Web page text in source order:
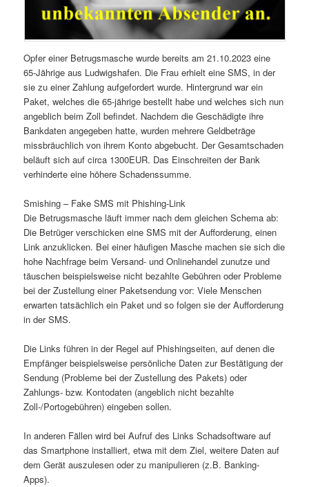
Opfer einer Betrugsmasche wurde bereits am 21.10.2023 eine
65-Jährige aus Ludwigshafen. Die Frau erhielt eine SMS, in der
sie zu einer Zahlung aufgefordert wurde. Hintergrund war ein
Paket, welches die 65-jährige bestellt habe und welches sich nun
angeblich beim Zoll befindet. Nachdem die Geschädigte ihre
Bankdaten angegeben hatte, wurden mehrere Geldbeträge
missbräuchlich von ihrem Konto abgebucht. Der Gesamtschaden
beläuft sich auf circa 1300EUR. Das Einschreiten der Bank
verhinderte eine höhere Schadenssumme.
Smishing – Fake SMS mit Phishing-Link
Die Betrugsmasche läuft immer nach dem gleichen Schema ab:
Die Betrüger verschicken eine SMS mit der Aufforderung, einen
Link anzuklicken. Bei einer häufigen Masche machen sie sich die
hohe Nachfrage beim Versand- und Onlinehandel zunutze und
täuschen beispielsweise nicht bezahlte Gebühren oder Probleme
bei der Zustellung einer Paketsendung vor: Viele Menschen
erwarten tatsächlich ein Paket und so folgen sie der Aufforderung
in der SMS.
Die Links führen in der Regel auf Phishingseiten, auf denen die
Empfänger beispielsweise persönliche Daten zur Bestätigung der
Sendung (Probleme bei der Zustellung des Pakets) oder
Zahlungs- bzw. Kontodaten (angeblich nicht bezahlte
Zoll-/Portogebühren) eingeben sollen.
In anderen Fällen wird bei Aufruf des Links Schadsoftware auf
das Smartphone installiert, etwa mit dem Ziel, weitere Daten auf
dem Gerät auszulesen oder zu manipulieren (z.B. Banking-
Apps).